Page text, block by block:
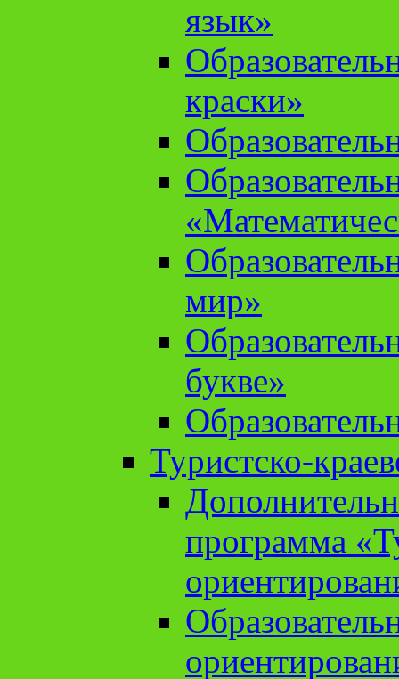
язык»
краски»
мир»
букве»
Туристско-
программа